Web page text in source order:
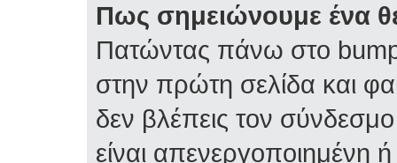
Πως σημειώνουμε ένα
Πατώντας πάνω στο
στην πρώτη σελίδα και
δεν βλέπεις τον σύνδεσμο
είναι απενεργοποιημένη